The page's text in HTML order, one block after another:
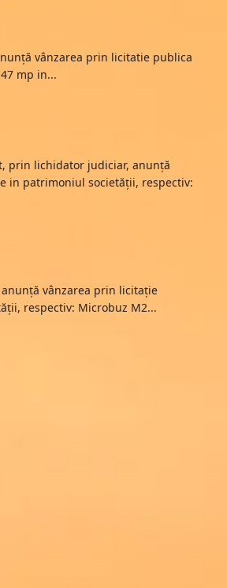
vânzarea prin licitatie publica
mp in...
prin lichidator judiciar, anunţă
in patrimoniul societății, respectiv:
anunţă vânzarea prin licitaţie
respectiv: Microbuz M2...